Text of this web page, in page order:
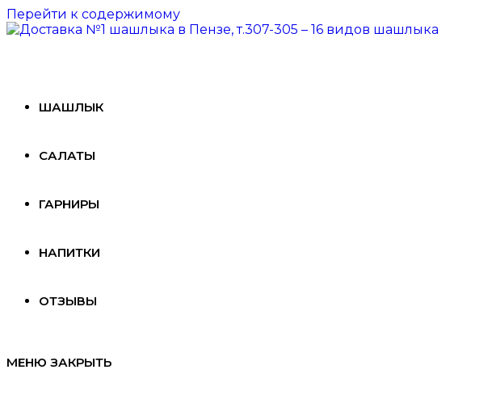
Перейти к содержимому
ШАШЛЫК
САЛАТЫ
ГАРНИРЫ
НАПИТКИ
ОТЗЫВЫ
МЕНЮ ЗАКРЫТЬ